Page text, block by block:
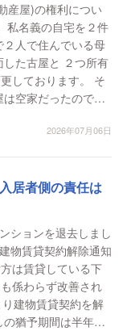
産屋)の権利につい
人で住んでいる母
た古屋と ２つ所有
ております。 そ
空家だったのです
2026年07月06日
居者側の責任は
ションを退去しまし
は賃貸している下
係わらず改善され
建物賃貸契約を解
猶予期間は半年